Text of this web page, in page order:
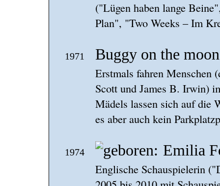
("Lügen haben lange
Plan", "Two Weeks – Im
1971 Buggy on the moon
Erstmals fahren Menschen
Scott und James B. Irwin)
Mädels lassen sich auf die
es aber auch kein
1974 Emilia
Englische Schauspielerin